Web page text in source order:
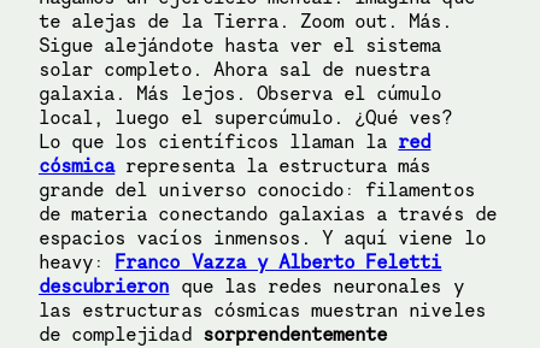
te alejas de la Tierra. Zoom out. Más.
Sigue alejándote hasta ver el sistema
solar completo. Ahora sal de nuestra
galaxia. Más lejos. Observa el cúmulo
local, luego el supercúmulo. ¿Qué ves?
Lo que los científicos llaman la red
cósmicarepresenta la estructura más
grande del universo conocido: filamentos
de materia conectando galaxias a través de
espacios vacíos inmensos. Y aquí viene lo
heavy: Franco Vazza y Alberto Feletti
descubrieron que las redes neuronales y
las estructuras cósmicas muestran niveles
de complejidad sorprendentemente